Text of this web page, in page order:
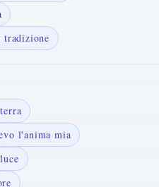
l'anima mia